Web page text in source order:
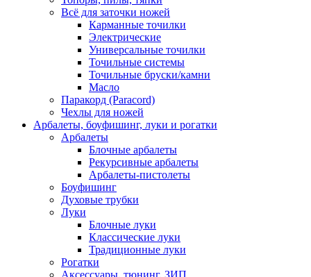
Всё для заточки ножей
Карманные точилки
Электрические
Универсальные точилки
Точильные системы
Точильные бруски/камни
Масло
Паракорд (Paracord)
Чехлы для ножей
Арбалеты, боуфишинг, луки и рогатки
Арбалеты
Блочные арбалеты
Рекурсивные арбалеты
Арбалеты-пистолеты
Боуфишинг
Духовые трубки
Луки
Блочные луки
Классические луки
Традиционные луки
Рогатки
Аксессуары, тюнинг, ЗИП